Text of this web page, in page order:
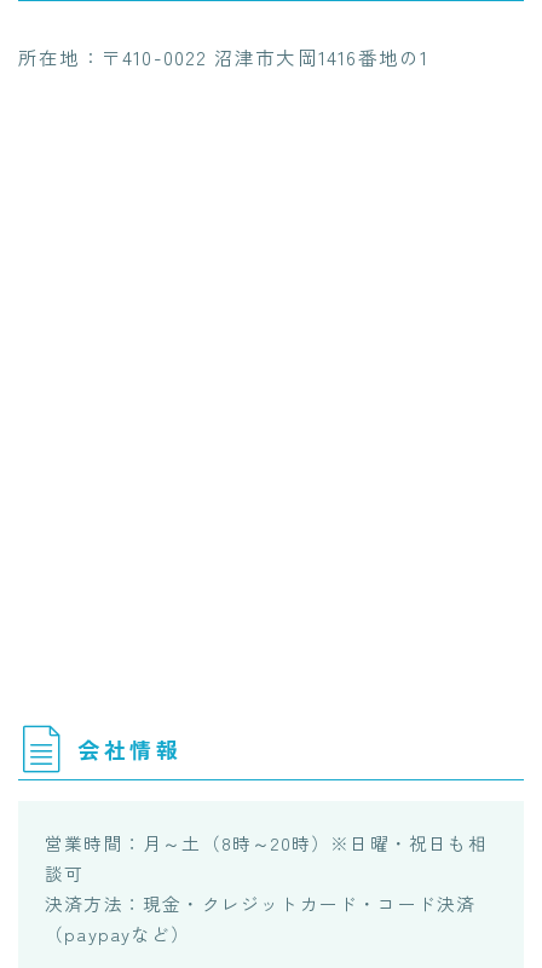
所在地：〒410-0022 沼津市大岡1416番地の1
会社情報
営業時間：月～土（8時～20時）※日曜・祝日も相
談可
決済方法：現金・クレジットカード・コード決済
（paypayなど）